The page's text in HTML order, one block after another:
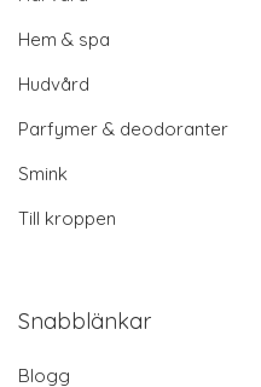
Hem & spa
Hudvård
Parfymer & deodoranter
Smink
Till kroppen
Snabblänkar
Blogg